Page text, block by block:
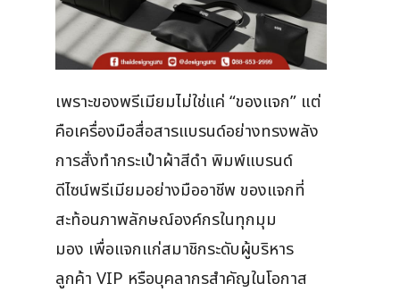
เพราะของพรีเมียมไม่ใช่แค่ “ของแจก” แต่
คือเครื่องมือสื่อสารแบรนด์อย่างทรงพลัง
การสั่งทำกระเป๋าผ้าสีดำ พิมพ์แบรนด์
ดีไซน์พรีเมียมอย่างมืออาชีพ ของแจกที่
สะท้อนภาพลักษณ์องค์กรในทุกมุม
มอง เพื่อแจกแก่สมาชิกระดับผู้บริหาร
ลูกค้า VIP หรือบุคลากรสำคัญในโอกาส